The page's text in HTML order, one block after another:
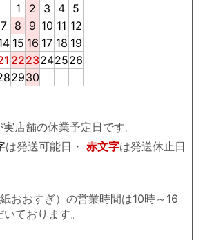
1
2 3 4 5
7 8 9 10 11 12
15 16 17 18 19
2223242526
2930
実店舗の休業予定日です。
は発送可能日・ 赤文字は発送休止日
おおすぎ）の営業時間は10時～16
ております。